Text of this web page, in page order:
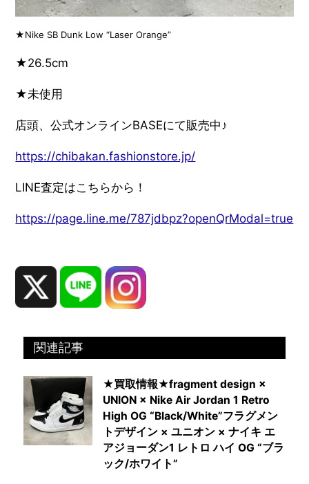
★Nike SB Dunk Low “Laser Orange”
★26.5cm
★未使用
店頭、公式オンラインBASEにて販売中♪
https://chibakan.fashionstore.jp/
LINE査定はこちらから！
https://page.line.me/787jdbpz?openQrModal=true
関連記事
★買取情報★fragment design ×
UNION × Nike Air Jordan 1 Retro
High OG “Black/White”フラグメン
トデザイン × ユニオン × ナイキ エ
アジョーダン1 レトロ ハイ OG “ブラ
ック/ホワイト”